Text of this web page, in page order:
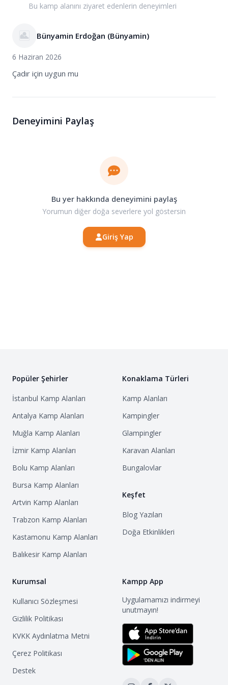
Bu kamp alanını ziyaret edenlerin deneyimleri
Bünyamin Erdoğan (Bünyamin)
6 Haziran 2026
Çadır için uygun mu
Deneyimini Paylaş
Bu yer hakkında deneyimini paylaş
Yorumun diğer doğa severlere yol göstersin
Giriş Yap
Popüler Şehirler
İstanbul Kamp Alanları
Antalya Kamp Alanları
Muğla Kamp Alanları
İzmir Kamp Alanları
Bolu Kamp Alanları
Bursa Kamp Alanları
Artvin Kamp Alanları
Trabzon Kamp Alanları
Kastamonu Kamp Alanları
Balıkesir Kamp Alanları
Konaklama Türleri
Kamp Alanları
Kampingler
Glampingler
Karavan Alanları
Bungalovlar
Keşfet
Blog Yazıları
Doğa Etkinlikleri
Kurumsal
Kullanıcı Sözleşmesi
Gizlilik Politikası
KVKK Aydınlatma Metni
Çerez Politikası
Destek
Kampp App
Uygulamamızı indirmeyi
unutmayın!